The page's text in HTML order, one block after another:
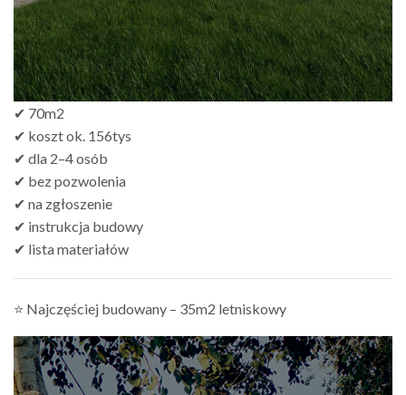
✔ 70m2
✔ koszt ok. 156tys
✔ dla 2–4 osób
✔ bez pozwolenia
✔ na zgłoszenie
✔ instrukcja budowy
✔ lista materiałów
⭐ Najczęściej budowany – 35m2 letniskowy